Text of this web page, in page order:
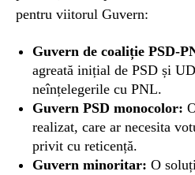
pentru viitorul Guvern:
Guvern de coaliție PSD-
agreată inițial de PSD și
neînțelegerile cu PNL.
Guvern PSD monocolor:
realizat, care ar necesita
privit cu reticență.
Guvern minoritar: O